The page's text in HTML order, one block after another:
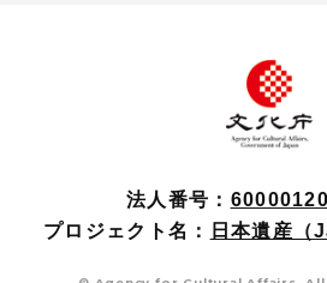
法人番号：
プロジェクト名：
日本遺産（